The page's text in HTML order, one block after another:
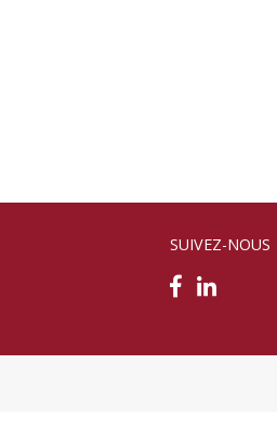
SUIVEZ-NOUS